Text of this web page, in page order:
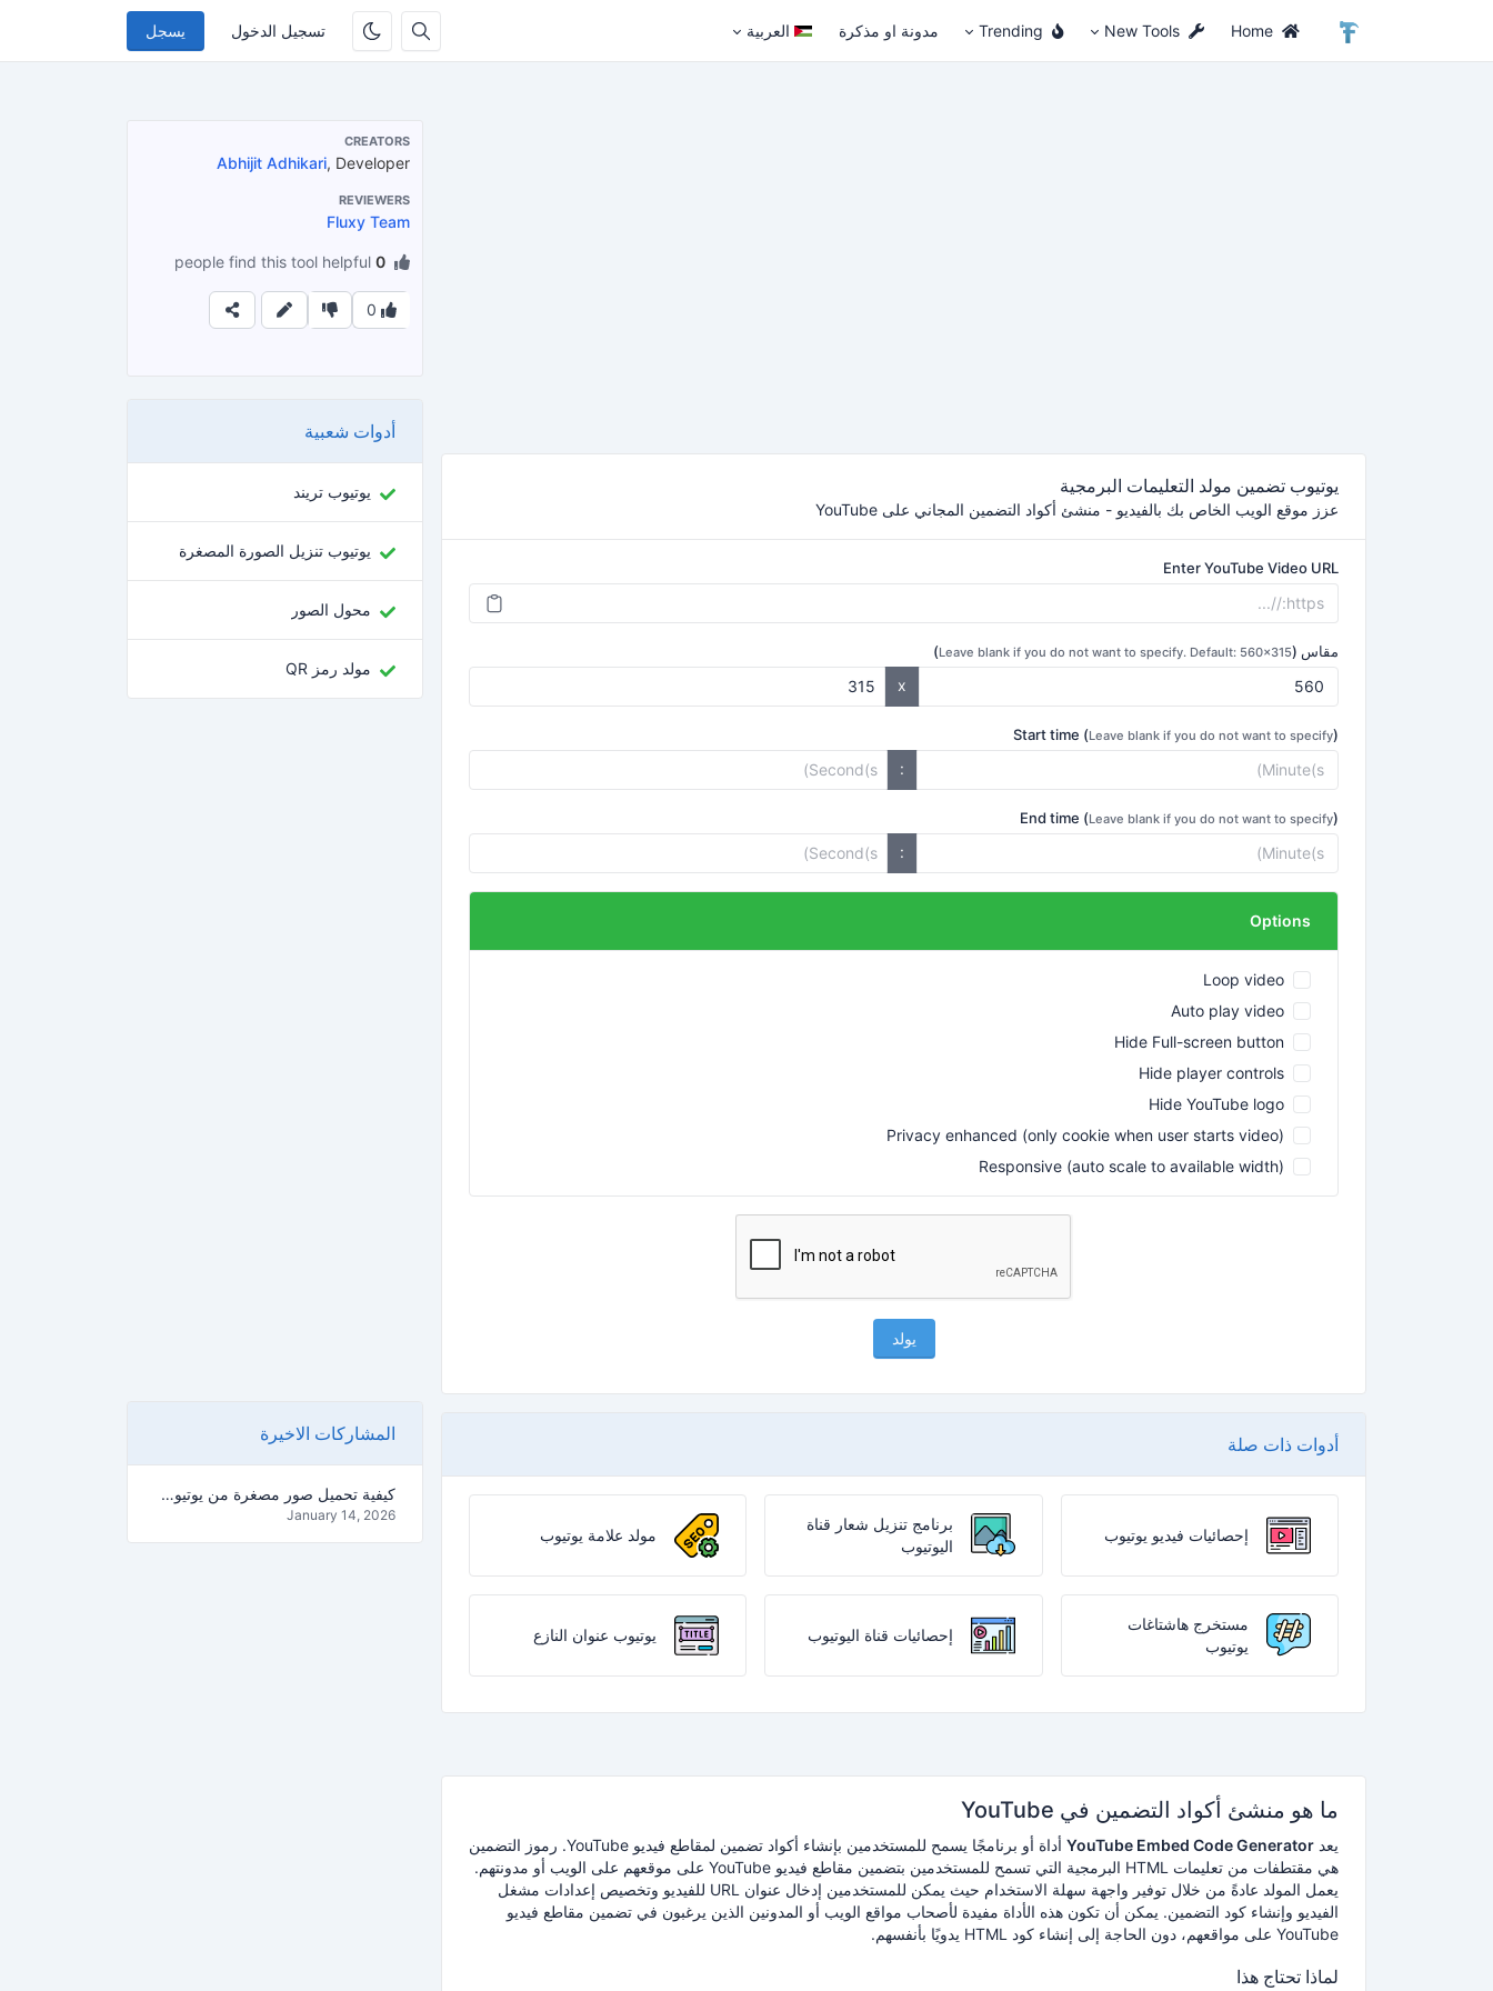
تسجيل الدخول يسجل Home
New Tools
Trending مدونة او مذكرة العربية
يوتيوب تضمين مولد التعليمات البرمجية
عزز موقع الويب الخاص بك بالفيديو - منشئ أكواد التضمين المجاني على YouTube
Enter YouTube Video URL
مقاس (Leave blank if you do not want to specify. Default: 560x315
)
x
Start time (Leave blank if you do not want to specify)
:
End time (Leave blank if you do not want to specify)
:
Options
Loop video
Auto play video
Hide Full-screen button
Hide player controls
Hide YouTube logo
Privacy enhanced (only cookie when user starts video)
Responsive (auto scale to available width)
يولد
أدوات ذات صلة
إحصائيات فيديو يوتيوب
برنامج تنزيل شعار قناة
اليوتيوب
مولد علامة يوتيوب
مستخرج هاشتاغات
يوتيوب
إحصائيات قناة اليوتيوب يوتيوب عنوان النازع
ما هو منشئ أكواد التضمين في YouTube
يعد YouTube Embed Code Generator أداة أو برنامجًا يسمح للمستخدمين بإنشاء أكواد تضمين لمقاطع فيديو YouTube.
رموز التضمين
هي مقتطفات من تعليمات HTML البرمجية التي تسمح للمستخدمين بتضمين مقاطع فيديو YouTube على موقعهم على الويب أو مدونتهم.
يعمل المولد عادةً من خلال توفير واجهة سهلة الاستخدام حيث يمكن للمستخدمين إدخال عنوان URL للفيديو وتخصيص إعدادات مشغل
الفيديو وإنشاء كود التضمين. يمكن أن تكون هذه الأداة مفيدة لأصحاب مواقع الويب أو المدونين الذين يرغبون في تضمين مقاطع فيديو
YouTube على مواقعهم، دون الحاجة إلى إنشاء كود HTML يدويًا بأنفسهم.
لماذا تحتاج هذا
CREATORS
Abhijit Adhikari, Developer
REVIEWERS
Fluxy Team
0
people find this tool helpful
0
أدوات شعبية
يوتيوب تريند
يوتيوب تنزيل الصورة المصغرة
محول الصور
مولد رمز QR
المشاركات الاخيرة
كيفية تحميل صور مصغرة من يوتيوب بجودة HD (1080p و 4K) – دليل 2026
January 14, 2026